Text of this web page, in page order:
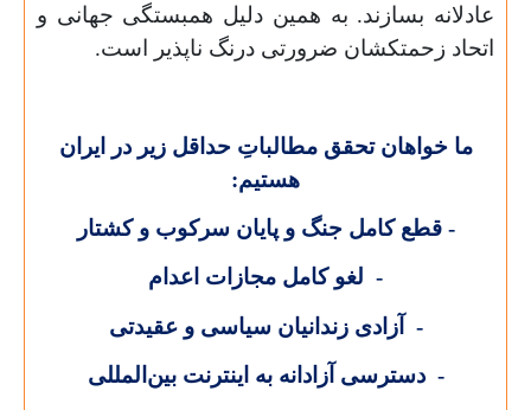
عادلانه بسازند. به همین دلیل همبستگی جهانی و
اتحاد زحمتکشان ضرورتی درنگ ناپذیر است.
ما خواهان تحقق مطالباتِ حداقل زیر در ایران
هستیم:
- قطع کامل جنگ و پایان سرکوب و کشتار
- لغو کامل مجازات اعدام
- آزادی زندانیان سیاسی و عقیدتی
- دسترسی آزادانه به اینترنت بین‌المللی